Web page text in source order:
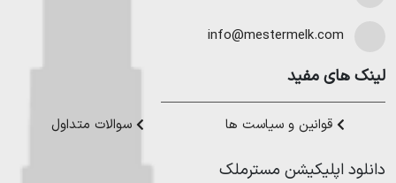
هموطنان عزیز خدمت کنیم.
info@mestermelk.com
لینک های مفید
قوانین و سیاست ها سوالات متداول
دانلود اپلیکیشن مستر‌ملک